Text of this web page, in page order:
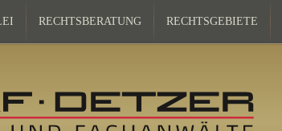
RECHTSBERATUNG RECHTSGEBIETE